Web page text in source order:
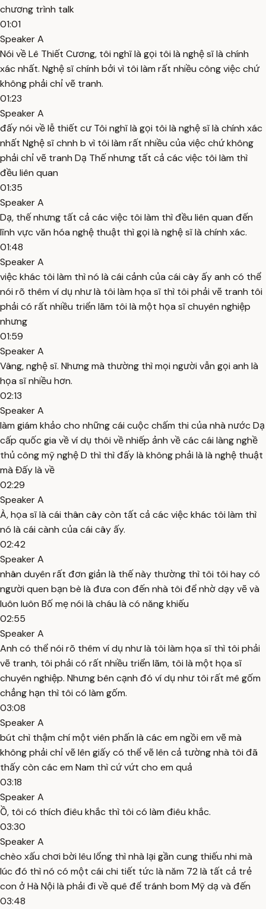
chương trình talk
01:01
Speaker A
Nói về Lê Thiết Cương, tôi nghĩ là gọi tôi là nghệ sĩ là chính
xác nhất. Nghệ sĩ chính bởi vì tôi làm rất nhiều công việc chứ
không phải chỉ vẽ tranh.
01:23
Speaker A
đấy nói về lễ thiết cư Tôi nghĩ là gọi tôi là nghệ sĩ là chính xác
nhất Nghệ sĩ chnh b vì tôi làm rất nhiều của việc chứ không
phải chỉ vẽ tranh Dạ Thế nhưng tất cả các việc tôi làm thì
đều liên quan
01:35
Speaker A
Dạ, thế nhưng tất cả các việc tôi làm thì đều liên quan đến
lĩnh vực văn hóa nghệ thuật thì gọi là nghệ sĩ là chính xác.
01:48
Speaker A
việc khác tôi làm thì nó là cái cảnh của cái cây ấy anh có thể
nói rõ thêm ví dụ như là tôi làm họa sĩ thì tôi phải vẽ tranh tôi
phải có rất nhiều triển lãm tôi là một họa sĩ chuyên nghiệp
nhưng
01:59
Speaker A
Vâng, nghệ sĩ. Nhưng mà thường thì mọi người vẫn gọi anh là
họa sĩ nhiều hơn.
02:13
Speaker A
làm giám khảo cho những cái cuộc chấm thi của nhà nước Dạ
cấp quốc gia về ví dụ thôi về nhiếp ảnh về các cái làng nghề
thủ công mỹ nghệ D thì thì đấy là không phải là là nghệ thuật
mà Đấy là về
02:29
Speaker A
À, họa sĩ là cái thân cây còn tất cả các việc khác tôi làm thì
nó là cái cành của cái cây ấy.
02:42
Speaker A
nhân duyên rất đơn giản là thế này thường thì tôi tôi hay có
người quen bạn bè là đưa con đến nhà tôi để nhờ dạy vẽ và
luôn luôn Bố mẹ nói là cháu là có năng khiếu
02:55
Speaker A
Anh có thể nói rõ thêm ví dụ như là tôi làm họa sĩ thì tôi phải
vẽ tranh, tôi phải có rất nhiều triển lãm, tôi là một họa sĩ
chuyên nghiệp. Nhưng bên cạnh đó ví dụ như tôi rất mê gốm
chẳng hạn thì tôi có làm gốm.
03:08
Speaker A
bút chì thậm chí một viên phấn là các em ngồi em vẽ mà
không phải chỉ vẽ lên giấy có thể vẽ lên cả tường nhà tôi đã
thấy còn các em Nam thì cứ vứt cho em quả
03:18
Speaker A
Ồ, tôi có thích điêu khắc thì tôi có làm điêu khắc.
03:30
Speaker A
chèo xấu chơi bời lêu lổng thì nhà lại gần cung thiếu nhi mà
lúc đó thì nó có một cái chi tiết tức là năm 72 là tất cả trẻ
con ở Hà Nội là phải đi về quê để tránh bom Mỹ dạ và đến
03:48